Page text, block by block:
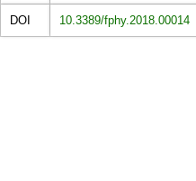
DOI 10.3389/fphy.2018.00014